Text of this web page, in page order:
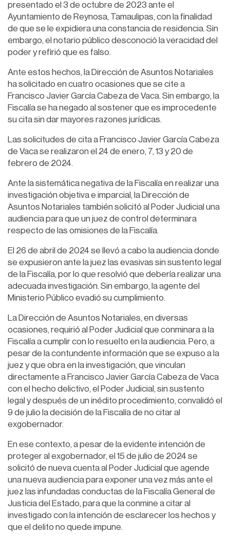
presentado el 3 de octubre de 2023 ante el
Ayuntamiento de Reynosa, Tamaulipas, con la finalidad
de que se le expidiera una constancia de residencia. Sin
embargo, el notario público desconoció la veracidad del
poder y refirió que es falso.
Ante estos hechos, la Dirección de Asuntos Notariales
ha solicitado en cuatro ocasiones que se cite a
Francisco Javier García Cabeza de Vaca. Sin embargo, la
Fiscalía se ha negado al sostener que es improcedente
su cita sin dar mayores razones jurídicas.
Las solicitudes de cita a Francisco Javier García Cabeza
de Vaca se realizaron el 24 de enero, 7, 13 y 20 de
febrero de 2024.
Ante la sistemática negativa de la Fiscalía en realizar una
investigación objetiva e imparcial, la Dirección de
Asuntos Notariales también solicitó al Poder Judicial una
audiencia para que un juez de control determinara
respecto de las omisiones de la Fiscalía.
El 26 de abril de 2024 se llevó a cabo la audiencia donde
se expusieron ante la juez las evasivas sin sustento legal
de la Fiscalía, por lo que resolvió que debería realizar una
adecuada investigación. Sin embargo, la agente del
Ministerio Público evadió su cumplimiento.
La Dirección de Asuntos Notariales, en diversas
ocasiones, requirió al Poder Judicial que conminara a la
Fiscalía a cumplir con lo resuelto en la audiencia. Pero, a
pesar de la contundente información que se expuso a la
juez y que obra en la investigación, que vinculan
directamente a Francisco Javier García Cabeza de Vaca
con el hecho delictivo, el Poder Judicial, sin sustento
legal y después de un inédito procedimiento, convalidó el
9 de julio la decisión de la Fiscalía de no citar al
exgobernador.
En ese contexto, a pesar de la evidente intención de
proteger al exgobernador, el 15 de julio de 2024 se
solicitó de nueva cuenta al Poder Judicial que agende
una nueva audiencia para exponer una vez más ante el
juez las infundadas conductas de la Fiscalía General de
Justicia del Estado, para que la conmine a citar al
investigado con la intención de esclarecer los hechos y
que el delito no quede impune.